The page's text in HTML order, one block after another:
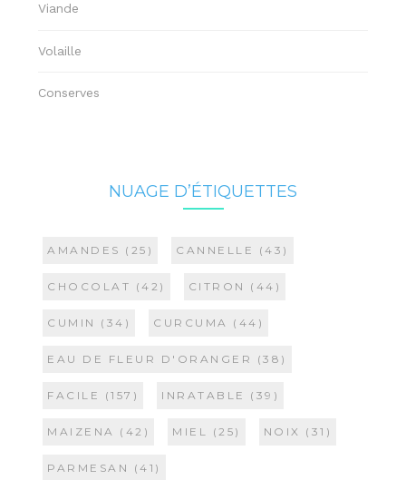
Viande
Volaille
Conserves
NUAGE D’ÉTIQUETTES
AMANDES (25) CANNELLE (43)
CHOCOLAT (42) CITRON (44)
CUMIN (34) CURCUMA (44)
EAU DE FLEUR D'ORANGER (38)
FACILE (157) INRATABLE (39)
MAIZENA (42) MIEL (25) NOIX (31)
PARMESAN (41)